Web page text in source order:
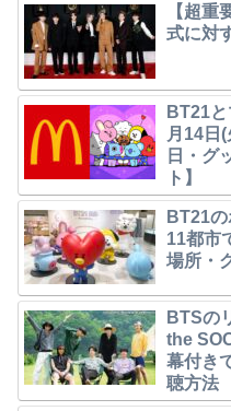
【超重
式に対
BT21
月14日
日・グ
ト】
BT21
11都市
場所・
BTSの
the
幕付き
聴方法